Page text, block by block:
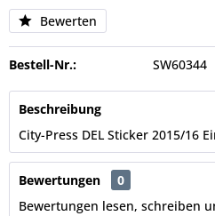
Bewerten
Bestell-Nr.: SW60344
Beschreibung
City-Press DEL Sticker 2015/16
Bewertungen
0
Bewertungen lesen, schreiben